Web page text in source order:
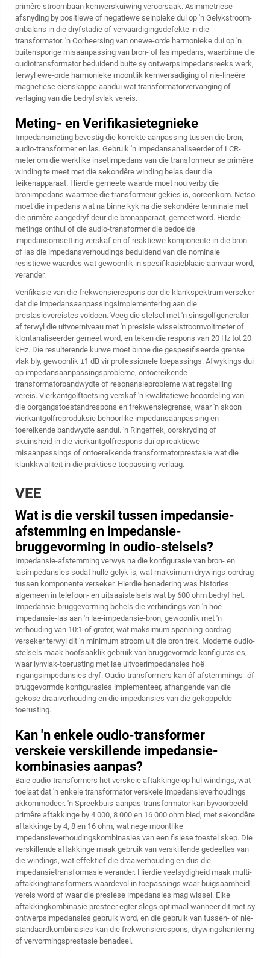
primêre stroombaan kernverskuiwing veroorsaak. Asimmetriese
afsnyding by positiewe of negatiewe seinpieke dui op 'n Gelykstroom-
onbalans in die dryfstadie of vervaardigingsdefekte in die
transformator. 'n Oorheersing van onewe-orde harmonieke dui op 'n
buitensporige misaanpassing van bron- of lasimpedans, waarbinne die
oudiotransformator beduidend buite sy ontwerpsimpedansreeks werk,
terwyl ewe-orde harmonieke moontlik kernversadiging of nie-lineêre
magnetiese eienskappe aandui wat transformatorvervanging of
verlaging van die bedryfsvlak vereis.
Meting- en Verifikasietegnieke
Impedansmeting bevestig die korrekte aanpassing tussen die bron,
audio-transformer en las. Gebruik 'n impedansanaliseerder of LCR-
meter om die werklike insetimpedans van die transformeur se primêre
winding te meet met die sekondêre winding belas deur die
teikenapparaat. Hierdie gemeete waarde moet nou verby die
bronimpedans waarmee die transformeur gekies is, ooreenkom. Netso
moet die impedans wat na binne kyk na die sekondêre terminale met
die primêre aangedryf deur die bronapparaat, gemeet word. Hierdie
metings onthul of die audio-transformer die bedoelde
impedansomsetting verskaf en of reaktiewe komponente in die bron
of las die impedansverhoudings beduidend van die nominale
resistiewe waardes wat gewoonlik in spesifikasieblaaie aanvaar word,
verander.
Verifikasie van die frekwensierespons oor die klankspektrum verseker
dat die impedansaanpassingsimplementering aan die
prestasievereistes voldoen. Veeg die stelsel met 'n sinsgolfgenerator
af terwyl die uitvoerniveau met 'n presisie wisselstroomvoltmeter of
klontanaliseerder gemeet word, en teken die respons van 20 Hz tot 20
kHz. Die resulterende kurwe moet binne die gespesifiseerde grense
vlak bly, gewoonlik ±1 dB vir professionele toepassings. Afwykings dui
op impedansaanpassingsprobleme, ontoereikende
transformatorbandwydte of resonansieprobleme wat regstelling
vereis. Vierkantgolftoetsing verskaf 'n kwalitatiewe beoordeling van
die oorgangstoestandrespons en frekwensiegrense, waar 'n skoon
vierkantgolfreproduksie behoorlike impedansaanpassing en
toereikende bandwydte aandui. 'n Ringeffek, oorskryding of
skuinsheid in die vierkantgolfrespons dui op reaktiewe
misaanpassings of ontoereikende transformatorprestasie wat die
klankkwaliteit in die praktiese toepassing verlaag.
VEE
Wat is die verskil tussen impedansie-
afstemming en impedansie-
bruggevorming in oudio-stelsels?
Impedansie-afstemming verwys na die konfigurasie van bron- en
lasimpedansies sodat hulle gelyk is, wat maksimum drywings-oordrag
tussen komponente verseker. Hierdie benadering was histories
algemeen in telefoon- en uitsaaistelsels wat by 600 ohm bedryf het.
Impedansie-bruggevorming behels die verbindings van 'n hoë-
impedansie-las aan 'n lae-impedansie-bron, gewoonlik met 'n
verhouding van 10:1 of groter, wat maksimum spanning-oordrag
verseker terwyl dit 'n minimum stroom uit die bron trek. Moderne oudio-
stelsels maak hoofsaaklik gebruik van bruggevormde konfigurasies,
waar lynvlak-toerusting met lae uitvoerimpedansies hoë
ingangsimpedansies dryf. Oudio-transformers kan óf afstemmings- óf
bruggevormde konfigurasies implementeer, afhangende van die
gekose draaiverhouding en die impedansies van die gekoppelde
toerusting.
Kan 'n enkele oudio-transformer
verskeie verskillende impedansie-
kombinasies aanpas?
Baie oudio-transformers het verskeie aftakkinge op hul windings, wat
toelaat dat 'n enkele transformator verskeie impedansieverhoudings
akkommodeer. 'n Spreekbuis-aanpas-transformator kan byvoorbeeld
primêre aftakkinge by 4 000, 8 000 en 16 000 ohm bied, met sekondêre
aftakkinge by 4, 8 en 16 ohm, wat nege moontlike
impedansieverhoudingskombinasies van een fisiese toestel skep. Die
verskillende aftakkinge maak gebruik van verskillende gedeeltes van
die windings, wat effektief die draaiverhouding en dus die
impedansietransformasie verander. Hierdie veelsydigheid maak multi-
aftakkingtransformers waardevol in toepassings waar buigsaamheid
vereis word of waar die presiese impedansies mag wissel. Elke
aftakkingkombinasie presteer egter slegs optimaal wanneer dit met sy
ontwerpsimpedansies gebruik word, en die gebruik van tussen- of nie-
standaardkombinasies kan die frekwensierespons, drywingshantering
of vervormingsprestasie benadeel.